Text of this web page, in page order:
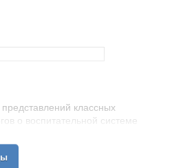
классных
о воспитательной системе
системы школы.